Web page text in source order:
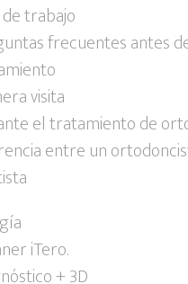
trabajo
frecuentes antes
visita
el tratamiento de
entre un
iTero.
+ 3D